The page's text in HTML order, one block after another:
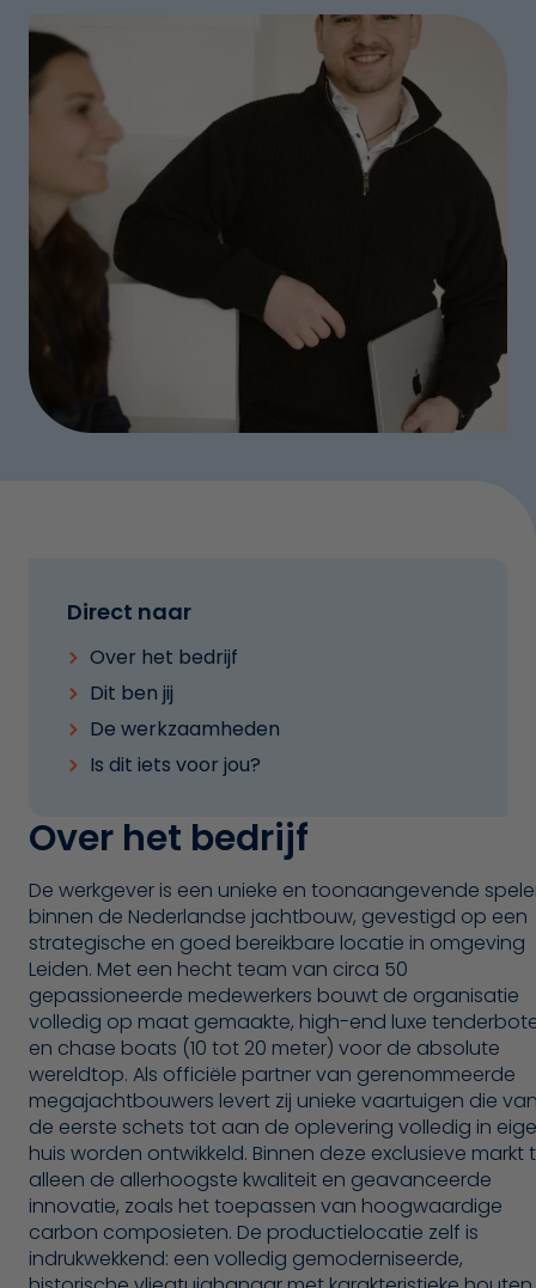
Direct naar
Over het bedrijf
Dit ben jij
De werkzaamheden
Is dit iets voor jou?
Over het bedrijf
De werkgever is een unieke en toonaangevende
binnen de Nederlandse jachtbouw, gevestigd op een
strategische en goed bereikbare locatie in omgeving
Leiden. Met een hecht team van circa 50
gepassioneerde medewerkers bouwt de organisatie
volledig op maat gemaakte, high-end luxe
en chase boats (10 tot 20 meter) voor de absolute
wereldtop. Als officiële partner van gerenommeerde
megajachtbouwers levert zij unieke vaartuigen die
de eerste schets tot aan de oplevering volledig in
huis worden ontwikkeld. Binnen deze exclusieve markt
alleen de allerhoogste kwaliteit en geavanceerde
innovatie, zoals het toepassen van hoogwaardige
carbon composieten. De productielocatie zelf is
indrukwekkend: een volledig gemoderniseerde,